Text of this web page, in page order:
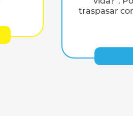
traspasar